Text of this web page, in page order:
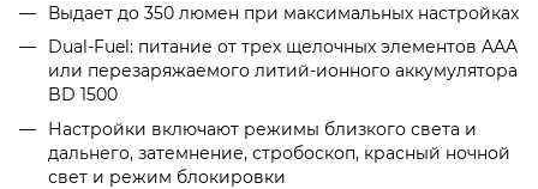
Выдает до 350 люмен при максимальных настройках
Dual-Fuel: питание от трех щелочных элементов AAA
или перезаряжаемого литий-ионного аккумулятора
BD 1500
Настройки включают режимы близкого света и
дальнего, затемнение, стробоскоп, красный ночной
свет и режим блокировки